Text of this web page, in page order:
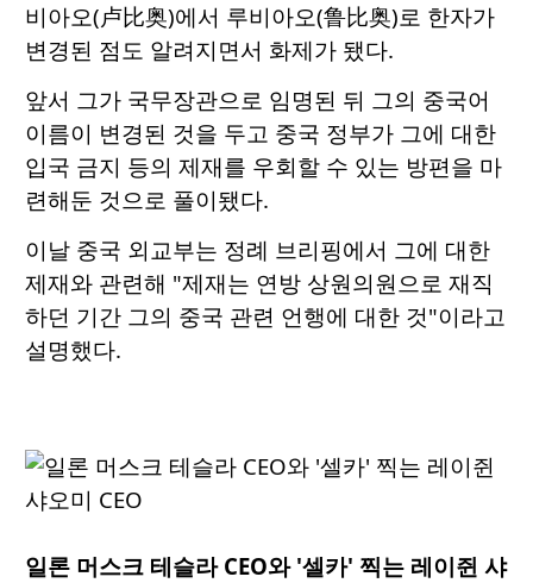
비아오(卢比奥)에서 루비아오(鲁比奥)로 한자가
변경된 점도 알려지면서 화제가 됐다.
앞서 그가 국무장관으로 임명된 뒤 그의 중국어
이름이 변경된 것을 두고 중국 정부가 그에 대한
입국 금지 등의 제재를 우회할 수 있는 방편을 마
련해둔 것으로 풀이됐다.
이날 중국 외교부는 정례 브리핑에서 그에 대한
제재와 관련해 "제재는 연방 상원의원으로 재직
하던 기간 그의 중국 관련 언행에 대한 것"이라고
설명했다.
일론 머스크 테슬라 CEO와 '셀카' 찍는 레이쥔 샤